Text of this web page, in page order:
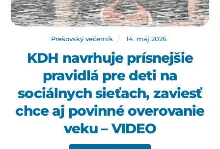
Prešovský večerník 14. máj 2026
KDH navrhuje prísnejšie
pravidlá pre deti na
sociálnych sieťach, zaviesť
chce aj povinné overovanie
veku – VIDEO